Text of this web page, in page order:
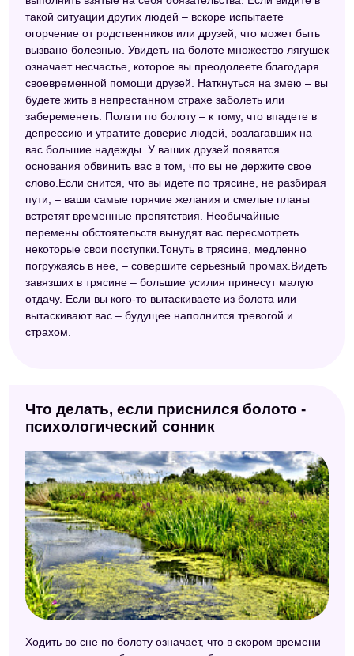
такой ситуации других людей – вскоре испытаете
огорчение от родственников или друзей, что может быть
вызвано болезнью. Увидеть на болоте множество лягушек
означает несчастье, которое вы преодолеете благодаря
своевременной помощи друзей. Наткнуться на змею – вы
будете жить в непрестанном страхе заболеть или
забеременеть. Ползти по болоту – к тому, что впадете в
депрессию и утратите доверие людей, возлагавших на
вас большие надежды. У ваших друзей появятся
основания обвинить вас в том, что вы не держите свое
слово.Если снится, что вы идете по трясине, не разбирая
пути, – ваши самые горячие желания и смелые планы
встретят временные препятствия. Необычайные
перемены обстоятельств вынудят вас пересмотреть
некоторые свои поступки.Тонуть в трясине, медленно
погружаясь в нее, – совершите серьезный промах.Видеть
завязших в трясине – большие усилия принесут малую
отдачу. Если вы кого-то вытаскиваете из болота или
вытаскивают вас – будущее наполнится тревогой и
страхом.
Что делать, если приснился болото -
психологический сонник
Ходить во сне по болоту означает, что в скором времени